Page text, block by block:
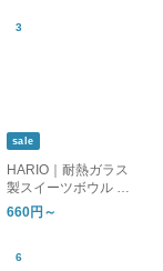
sale
HARIO｜耐熱ガラス
製スイーツボウル 単
品／4個セット
660円～